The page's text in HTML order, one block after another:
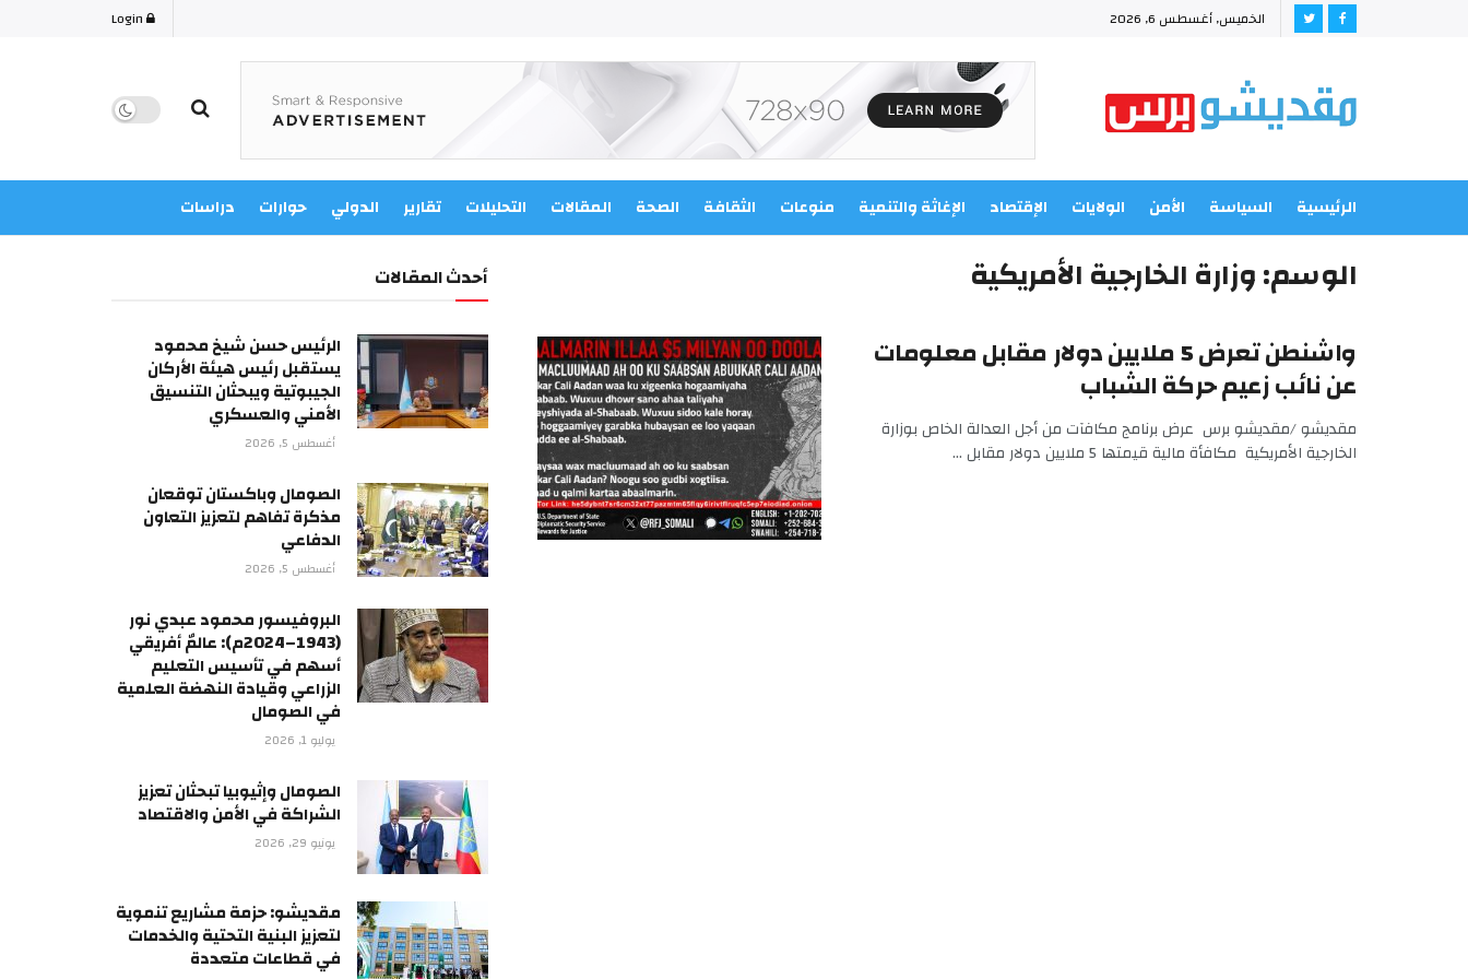
الخميس, أغسطس 6, 2026
الرئيسية السياسة الأمن الولايات الإقتصاد الإغاثة والتنمية منوعات الثقافة الصحة المقالات التحليلات تقارير الدولي حوارات دراسات
الوسم:وزارة الخارجية الأمريكية
واشنطن تعرض 5 ملايين دولار مقابل معلومات
عن نائب زعيم حركة الشباب
مقديشو /مقديشو برس عرض برنامج مكافآت من أجل العدالة الخاص بوزارة
الخارجية الأمريكية مكافأة مالية قيمتها 5 ملايين دولار مقابل ...
أحدث المقالات
الرئيس حسن شيخ محمود
يستقبل رئيس هيئة الأركان
الجيبوتية ويبحثان التنسيق
الأمني والعسكري
أغسطس 5, 2026
الصومال وباكستان توقعان
مذكرة تفاهم لتعزيز التعاون
الدفاعي
أغسطس 5, 2026
البروفيسور محمود عبدي نور
(1943–2024م): عالمٌ أفريقي
أسهم في تأسيس التعليم
الزراعي وقيادة النهضة العلمية
في الصومال
يوليو 1, 2026
الصومال وإثيوبيا تبحثان تعزيز
الشراكة في الأمن والاقتصاد
يونيو 29, 2026
مقديشو: حزمة مشاريع تنموية
لتعزيز البنية التحتية والخدمات
في قطاعات متعددة